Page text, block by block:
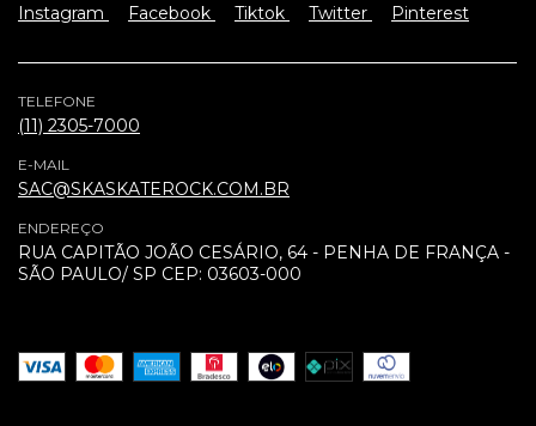
Instagram Facebook Tiktok Twitter Pinterest
TELEFONE
(11) 2305-7000
E-MAIL
SAC@SKASKATEROCK.COM.BR
ENDEREÇO
RUA CAPITÃO JOÃO CESÁRIO, 64 - PENHA DE FRANÇA -
SÃO PAULO/ SP CEP: 03603-000